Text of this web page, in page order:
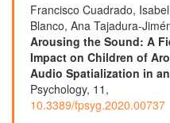
Francisco Cuadrado,
Blanco, Ana Tajadura-
Arousing the Sound: A
Impact on Children of
Audio Spatialization in
Psychology, 11 ,
10.3389/fpsyg.2020.00737